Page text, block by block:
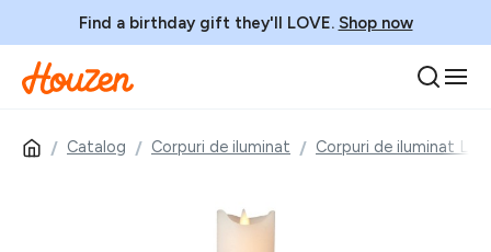
Find a birthday gift they'll LOVE. Shop now
Catalog Corpuri de iluminat Corpuri de iluminat LED